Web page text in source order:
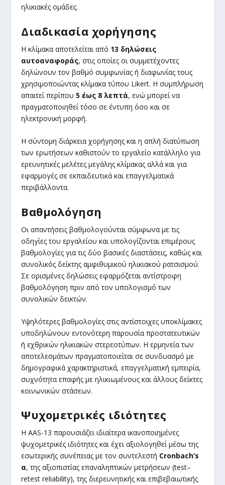
ηλικιακές ομάδες.
Διαδικασία χορήγησης
Η κλίμακα αποτελείται από 13 δηλώσεις
αυτοαναφοράς, στις οποίες οι συμμετέχοντες
δηλώνουν τον βαθμό συμφωνίας ή διαφωνίας τους
χρησιμοποιώντας κλίμακα τύπου Likert. Η συμπλήρωση
απαιτεί περίπου5 έως 8 λεπτά, ενώ μπορεί να
πραγματοποιηθεί τόσο σε έντυπη όσο και σε
ηλεκτρονική μορφή.
Η σύντομη διάρκεια χορήγησης και η απλή διατύπωση
των ερωτήσεων καθιστούν το εργαλείο κατάλληλο για
ερευνητικές μελέτες μεγάλης κλίμακας αλλά και για
εφαρμογές σε εκπαιδευτικά και επαγγελματικά
περιβάλλοντα.
Βαθμολόγηση
Οι απαντήσεις βαθμολογούνται σύμφωνα με τις
οδηγίες του εργαλείου και υπολογίζονται επιμέρους
βαθμολογίες για τις δύο βασικές διαστάσεις, καθώς και
συνολικός δείκτης αμφιθυμικού ηλικιακού ρατσισμού.
Σε ορισμένες δηλώσεις εφαρμόζεται αντίστροφη
βαθμολόγηση πριν από τον υπολογισμό των
συνολικών δεικτών.
Υψηλότερες βαθμολογίες στις αντίστοιχες υποκλίμακες
υποδηλώνουν εντονότερη παρουσία προστατευτικών
ή εχθρικών ηλικιακών στερεοτύπων. Η ερμηνεία των
αποτελεσμάτων πραγματοποιείται σε συνδυασμό με
δημογραφικά χαρακτηριστικά, επαγγελματική εμπειρία,
συχνότητα επαφής με ηλικιωμένους και άλλους δείκτες
κοινωνικών στάσεων.
Ψυχομετρικές ιδιότητες
Η AAS-13 παρουσιάζει ιδιαίτερα ικανοποιημένες
ψυχομετρικές ιδιότητες και έχει αξιολογηθεί μέσω της
εσωτερικής συνέπειας με τον συντελεστή Cronbach’s
α, της αξιοπιστίας επαναληπτικών μετρήσεων (test–
retest reliability), της διερευνητικής και επιβεβαιωτικής